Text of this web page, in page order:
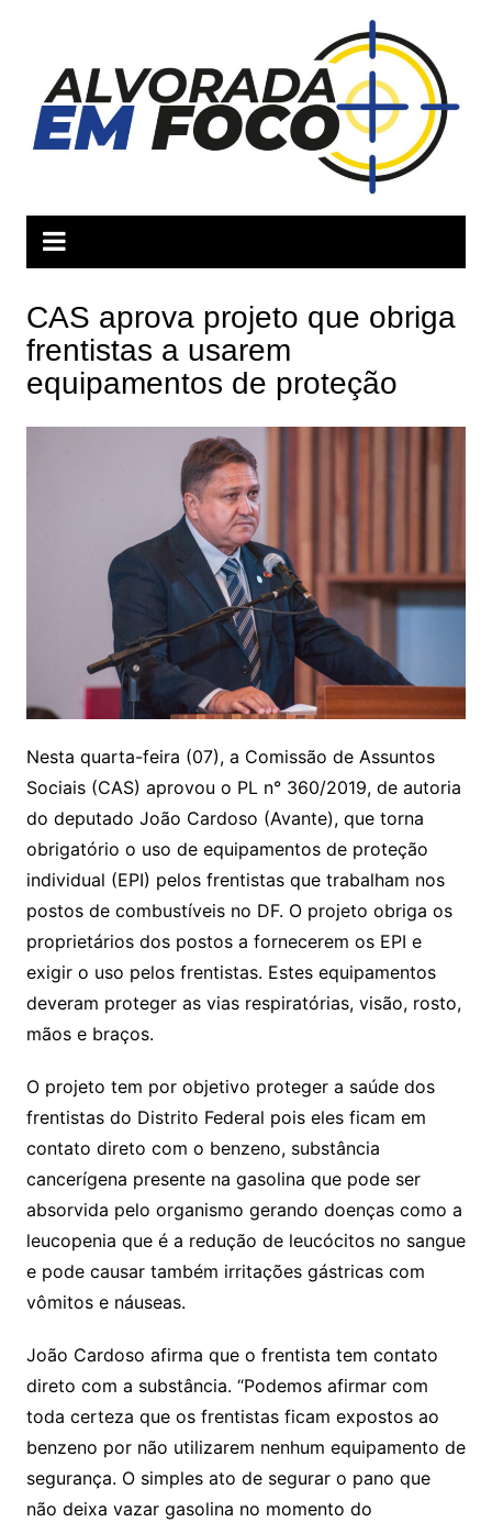
conteúdo
CAS aprova projeto que obriga
frentistas a usarem
equipamentos de proteção
Nesta quarta-feira (07), a Comissão de Assuntos
Sociais (CAS) aprovou o PL n° 360/2019, de autoria
do deputado João Cardoso (Avante), que torna
obrigatório o uso de equipamentos de proteção
individual (EPI) pelos frentistas que trabalham nos
postos de combustíveis no DF. O projeto obriga os
proprietários dos postos a fornecerem os EPI e
exigir o uso pelos frentistas. Estes equipamentos
deveram proteger as vias respiratórias, visão, rosto,
mãos e braços.
O projeto tem por objetivo proteger a saúde dos
frentistas do Distrito Federal pois eles ficam em
contato direto com o benzeno, substância
cancerígena presente na gasolina que pode ser
absorvida pelo organismo gerando doenças como a
leucopenia que é a redução de leucócitos no sangue
e pode causar também irritações gástricas com
vômitos e náuseas.
João Cardoso afirma que o frentista tem contato
direto com a substância. “Podemos afirmar com
toda certeza que os frentistas ficam expostos ao
benzeno por não utilizarem nenhum equipamento de
segurança. O simples ato de segurar o pano que
não deixa vazar gasolina no momento do